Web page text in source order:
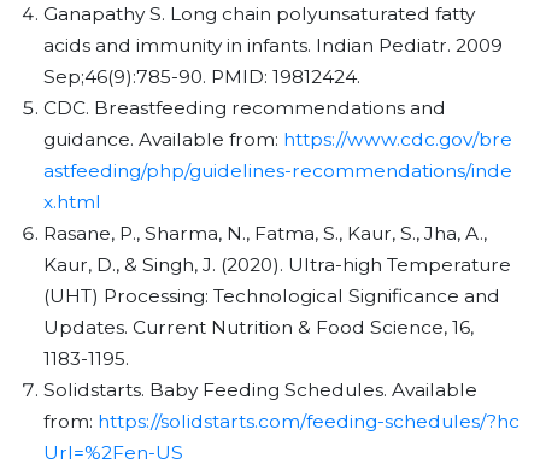
Ganapathy S. Long chain polyunsaturated fatty
acids and immunity in infants. Indian Pediatr. 2009
Sep;46(9):785-90. PMID: 19812424.
CDC. Breastfeeding recommendations and
guidance. Available from: https://www.cdc.gov/bre
astfeeding/php/guidelines-recommendations/inde
x.html
Rasane, P., Sharma, N., Fatma, S., Kaur, S., Jha, A.,
Kaur, D., & Singh, J. (2020). Ultra-high Temperature
(UHT) Processing: Technological Significance and
Updates. Current Nutrition & Food Science, 16,
1183-1195.
Solidstarts. Baby Feeding Schedules. Available
from: https://solidstarts.com/feeding-schedules/?hc
Url=%2Fen-US